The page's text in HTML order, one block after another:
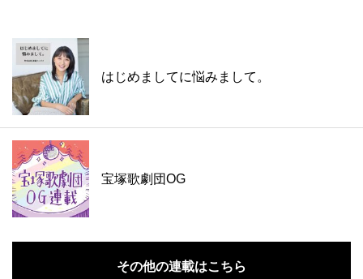
はじめましてに悩みまして。
宝塚歌劇団OG
その他の連載はこちら